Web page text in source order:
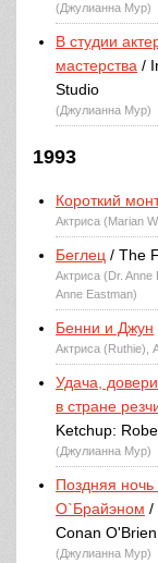
(Джулианна Мур)
В студии
мастерства /
Studio
(Джулианна Мур)
1993
Короткий
Актриса (Marian
Беглец / The
Актриса (Dr. Anne
Anne Eastman)
Бенни и Джун
Актриса (Ruthie),
Удача,
в стране
Ketchup:
(Джулианна Мур)
Поздняя
О`Брайэном /
Conan O'Brien
(Джулианна Мур)